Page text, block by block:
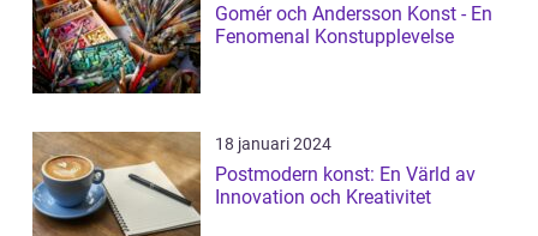
Gomér och Andersson Konst - En
Fenomenal Konstupplevelse
18 januari 2024
Postmodern konst: En Värld av
Innovation och Kreativitet